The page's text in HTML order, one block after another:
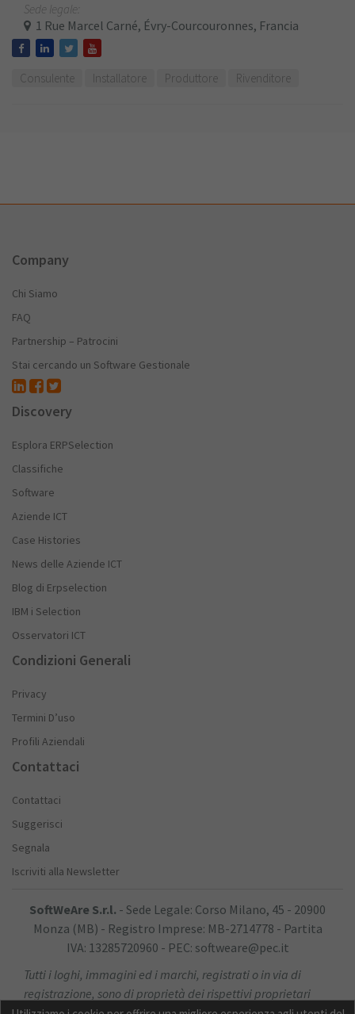
Sede legale:
1 Rue Marcel Carné, Évry-Courcouronnes, Francia
Consulente Installatore Produttore Rivenditore
Company
Chi Siamo
FAQ
Partnership – Patrocini
Stai cercando un Software Gestionale
Discovery
Esplora ERPSelection
Classifiche
Software
Aziende ICT
Case Histories
News delle Aziende ICT
Blog di Erpselection
IBM i Selection
Osservatori ICT
Condizioni Generali
Privacy
Termini D’uso
Profili Aziendali
Contattaci
Contattaci
Suggerisci
Segnala
Iscriviti alla Newsletter
SoftWeAre S.r.l. - Sede Legale: Corso Milano, 45 - 20900
Monza (MB) - Registro Imprese: MB-2714778 - Partita
IVA: 13285720960 - PEC: softweare@pec.it
Tutti i loghi, immagini ed i marchi, registrati o in via di
registrazione, sono di proprietà dei rispettivi proprietari